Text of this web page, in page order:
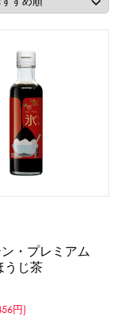
ロップ
水あめ
冷凍フルーツ
・ペースト
スライサー
・プレミアム
うじ茶
円)